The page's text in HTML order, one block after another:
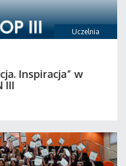
Uczelnia
Inspiracja” w
III